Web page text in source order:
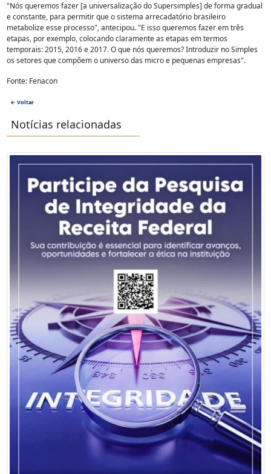
"Nós queremos fazer [a universalização do Supersimples] de forma gradual
e constante, para permitir que o sistema arrecadatório brasileiro
metabolize esse processo", antecipou. "E isso queremos fazer em três
etapas, por exemplo, colocando claramente as etapas em termos
temporais: 2015, 2016 e 2017. O que nós queremos? Introduzir no Simples
os setores que compõem o universo das micro e pequenas empresas".
Fonte: Fenacon
← Voltar
Notícias relacionadas